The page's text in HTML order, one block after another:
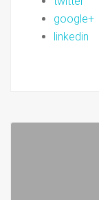
google+
linkedin